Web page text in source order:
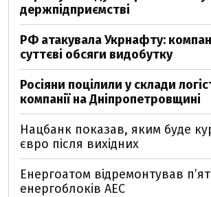
держпідприємстві
РФ атакувала Укрнафту:
суттєві обсяги видобутку
Росіяни поцілили у склади
компанії на Дніпропетровщині
Нацбанк показав, яким буде
євро після вихідних
Енергоатом відремонтував
енергоблоків АЕС